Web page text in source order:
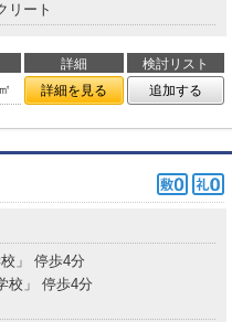
リート
詳細
検討リスト
詳細を見る 追加する
」 停歩4分
校」 停歩4分